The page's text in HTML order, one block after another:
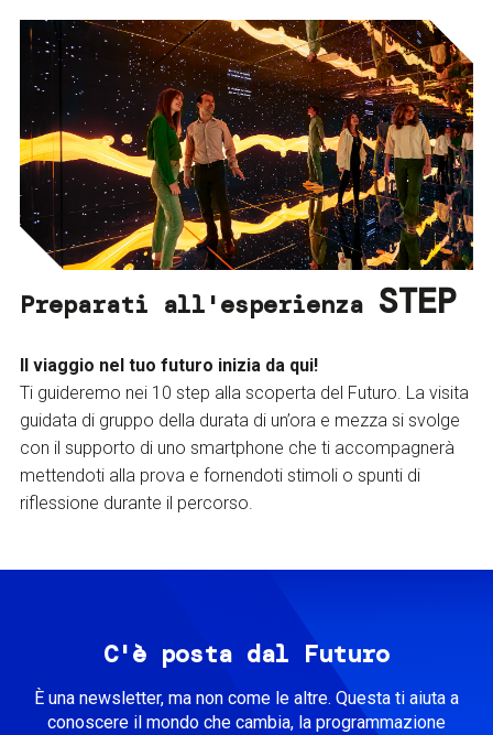
Preparati all'esperienza STEP
Il viaggio nel tuo futuro inizia da qui!
Ti guideremo nei 10 step alla scoperta del Futuro. La visita
guidata di gruppo della durata di un’ora e mezza si svolge
con il supporto di uno smartphone che ti accompagnerà
mettendoti alla prova e fornendoti stimoli o spunti di
riflessione durante il percorso.
C'è posta dal Futuro
È una newsletter, ma non come le altre. Questa ti aiuta a
conoscere il mondo che cambia, la programmazione